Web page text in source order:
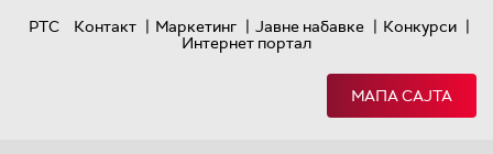
РТС
Контакт | Маркетинг | Јавне набавке | Конкурси |
Интернет портал
МАПА САЈТА